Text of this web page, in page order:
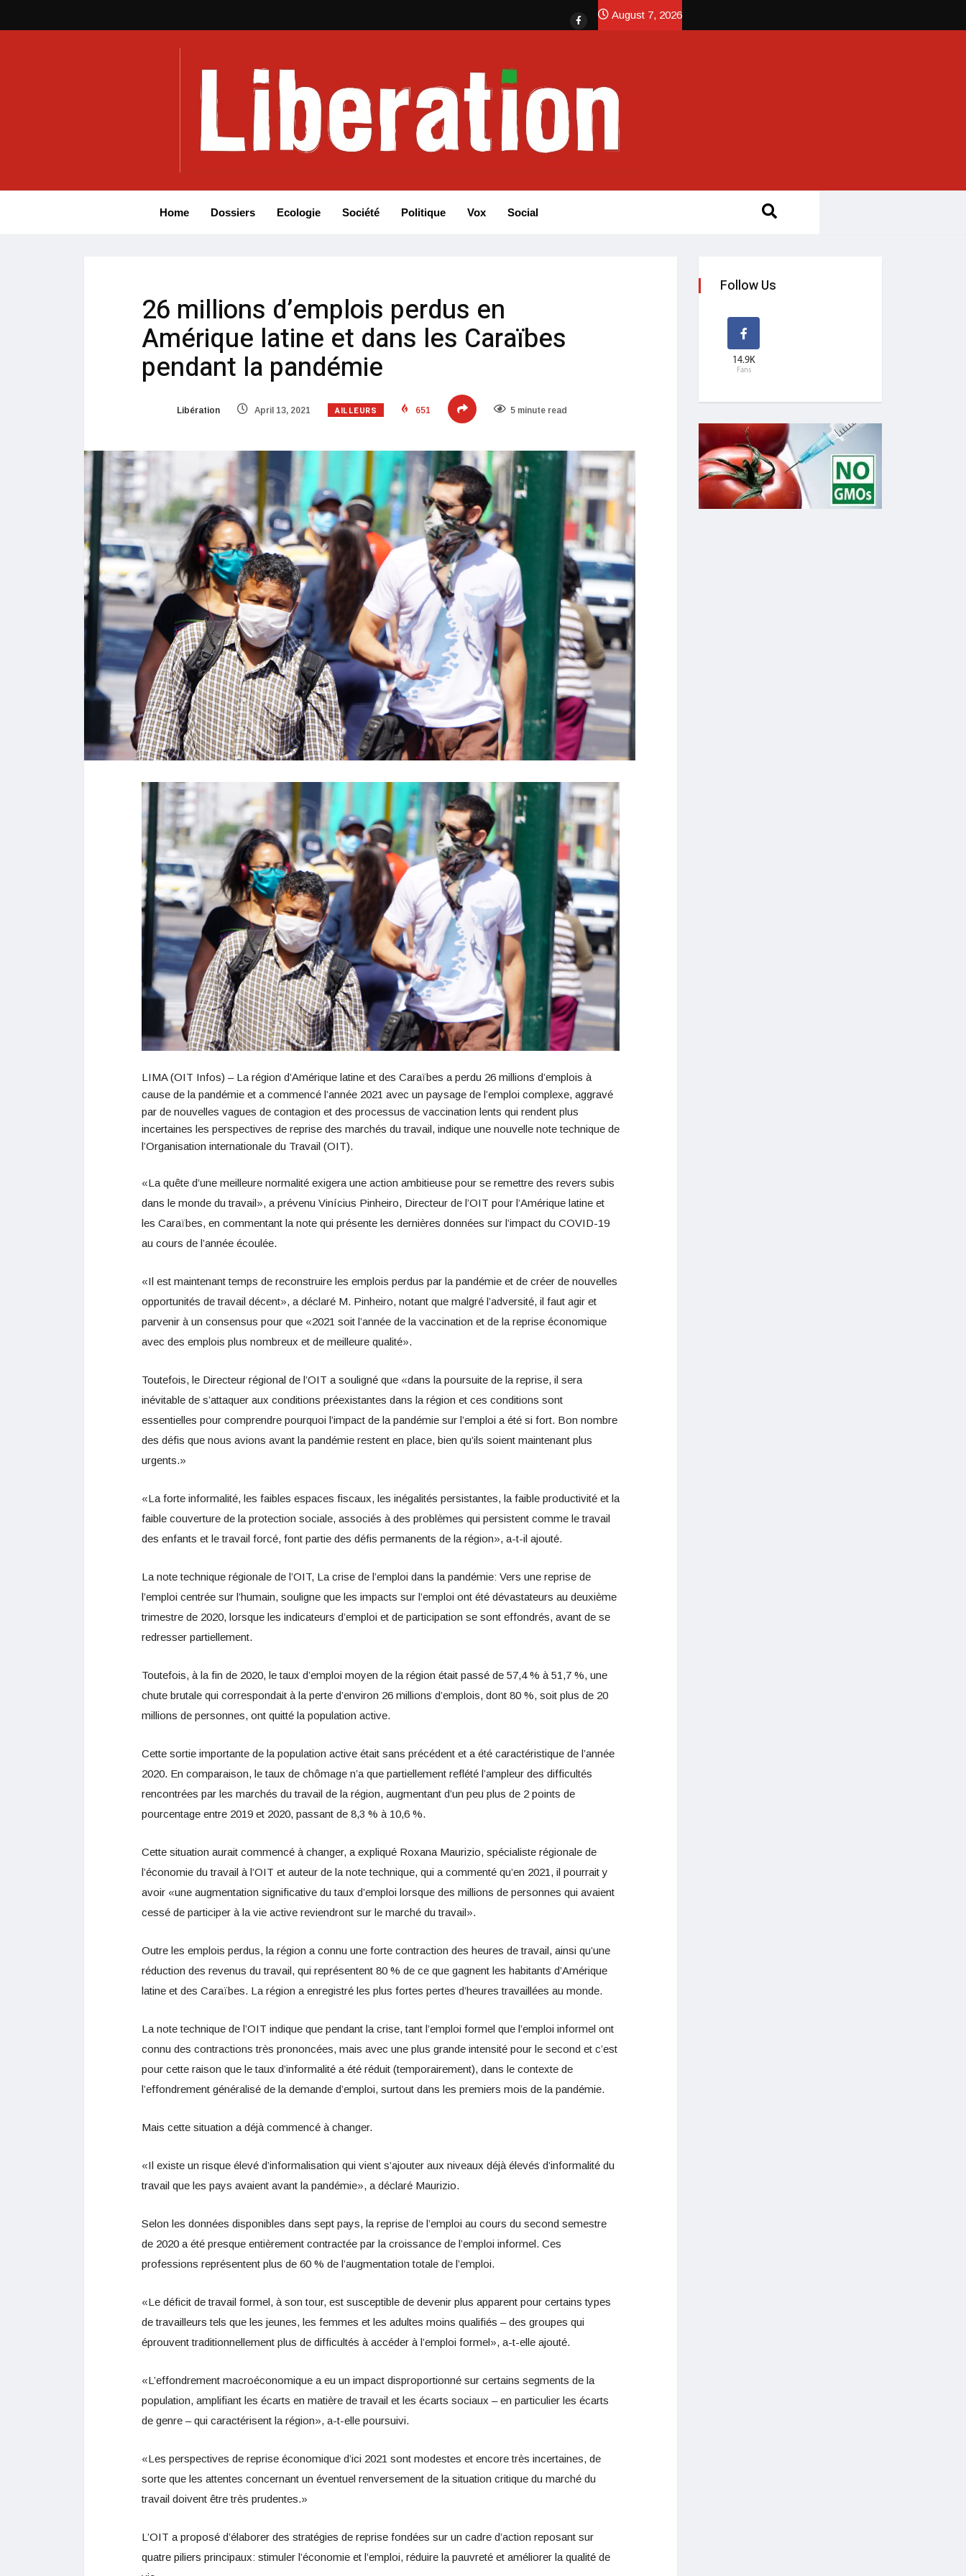
August 7, 2026
Home Dossiers Ecologie Société Politique Vox Social
26 millions d’emplois perdus en
Amérique latine et dans les Caraïbes
pendant la pandémie
Libération April 13, 2021 AILLEURS 651 5 minute read
LIMA (OIT Infos) – La région d’Amérique latine et des Caraïbes a perdu 26 millions d’emplois à
cause de la pandémie et a commencé l’année 2021 avec un paysage de l’emploi complexe, aggravé
par de nouvelles vagues de contagion et des processus de vaccination lents qui rendent plus
incertaines les perspectives de reprise des marchés du travail, indique une nouvelle note technique de
l’Organisation internationale du Travail (OIT).
«La quête d’une meilleure normalité exigera une action ambitieuse pour se remettre des revers subis
dans le monde du travail», a prévenu Vinícius Pinheiro, Directeur de l’OIT pour l’Amérique latine et
les Caraïbes, en commentant la note qui présente les dernières données sur l’impact du COVID-19
au cours de l’année écoulée.
«Il est maintenant temps de reconstruire les emplois perdus par la pandémie et de créer de nouvelles
opportunités de travail décent», a déclaré M. Pinheiro, notant que malgré l’adversité, il faut agir et
parvenir à un consensus pour que «2021 soit l’année de la vaccination et de la reprise économique
avec des emplois plus nombreux et de meilleure qualité».
Toutefois, le Directeur régional de l’OIT a souligné que «dans la poursuite de la reprise, il sera
inévitable de s’attaquer aux conditions préexistantes dans la région et ces conditions sont
essentielles pour comprendre pourquoi l’impact de la pandémie sur l’emploi a été si fort. Bon nombre
des défis que nous avions avant la pandémie restent en place, bien qu’ils soient maintenant plus
urgents.»
«La forte informalité, les faibles espaces fiscaux, les inégalités persistantes, la faible productivité et la
faible couverture de la protection sociale, associés à des problèmes qui persistent comme le travail
des enfants et le travail forcé, font partie des défis permanents de la région», a-t-il ajouté.
La note technique régionale de l’OIT, La crise de l’emploi dans la pandémie: Vers une reprise de
l’emploi centrée sur l’humain, souligne que les impacts sur l’emploi ont été dévastateurs au deuxième
trimestre de 2020, lorsque les indicateurs d’emploi et de participation se sont effondrés, avant de se
redresser partiellement.
Toutefois, à la fin de 2020, le taux d’emploi moyen de la région était passé de 57,4 % à 51,7 %, une
chute brutale qui correspondait à la perte d’environ 26 millions d’emplois, dont 80 %, soit plus de 20
millions de personnes, ont quitté la population active.
Cette sortie importante de la population active était sans précédent et a été caractéristique de l’année
2020. En comparaison, le taux de chômage n’a que partiellement reflété l’ampleur des difficultés
rencontrées par les marchés du travail de la région, augmentant d’un peu plus de 2 points de
pourcentage entre 2019 et 2020, passant de 8,3 % à 10,6 %.
Cette situation aurait commencé à changer, a expliqué Roxana Maurizio, spécialiste régionale de
l’économie du travail à l’OIT et auteur de la note technique, qui a commenté qu’en 2021, il pourrait y
avoir «une augmentation significative du taux d’emploi lorsque des millions de personnes qui avaient
cessé de participer à la vie active reviendront sur le marché du travail».
Outre les emplois perdus, la région a connu une forte contraction des heures de travail, ainsi qu’une
réduction des revenus du travail, qui représentent 80 % de ce que gagnent les habitants d’Amérique
latine et des Caraïbes. La région a enregistré les plus fortes pertes d’heures travaillées au monde.
La note technique de l’OIT indique que pendant la crise, tant l’emploi formel que l’emploi informel ont
connu des contractions très prononcées, mais avec une plus grande intensité pour le second et c’est
pour cette raison que le taux d’informalité a été réduit (temporairement), dans le contexte de
l’effondrement généralisé de la demande d’emploi, surtout dans les premiers mois de la pandémie.
Mais cette situation a déjà commencé à changer.
«Il existe un risque élevé d’informalisation qui vient s’ajouter aux niveaux déjà élevés d’informalité du
travail que les pays avaient avant la pandémie», a déclaré Maurizio.
Selon les données disponibles dans sept pays, la reprise de l’emploi au cours du second semestre
de 2020 a été presque entièrement contractée par la croissance de l’emploi informel. Ces
professions représentent plus de 60 % de l’augmentation totale de l’emploi.
«Le déficit de travail formel, à son tour, est susceptible de devenir plus apparent pour certains types
de travailleurs tels que les jeunes, les femmes et les adultes moins qualifiés – des groupes qui
éprouvent traditionnellement plus de difficultés à accéder à l’emploi formel», a-t-elle ajouté.
«L’effondrement macroéconomique a eu un impact disproportionné sur certains segments de la
population, amplifiant les écarts en matière de travail et les écarts sociaux – en particulier les écarts
de genre – qui caractérisent la région», a-t-elle poursuivi.
«Les perspectives de reprise économique d’ici 2021 sont modestes et encore très incertaines, de
sorte que les attentes concernant un éventuel renversement de la situation critique du marché du
travail doivent être très prudentes.»
L’OIT a proposé d’élaborer des stratégies de reprise fondées sur un cadre d’action reposant sur
quatre piliers principaux: stimuler l’économie et l’emploi, réduire la pauvreté et améliorer la qualité de
Follow Us
14.9K
Fans